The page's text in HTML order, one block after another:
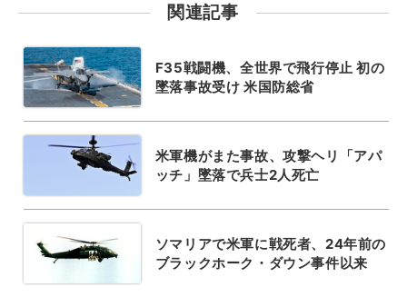
関連記事
F35戦闘機、全世界で飛行停止 初の
墜落事故受け 米国防総省
米軍機がまた事故、攻撃ヘリ「アパ
ッチ」墜落で兵士2人死亡
ソマリアで米軍に戦死者、24年前の
ブラックホーク・ダウン事件以来